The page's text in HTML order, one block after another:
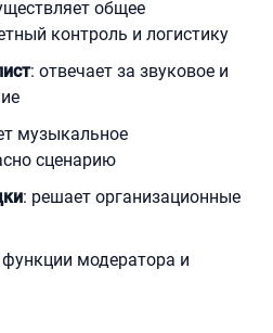
общее
контроль и логистику
: отвечает за звуковое и
музыкальное
сценарию
: решает организационные
модератора и